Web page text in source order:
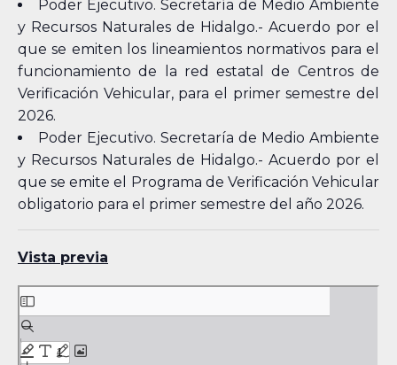
Poder Ejecutivo. Secretaría de Medio Ambiente
y Recursos Naturales de Hidalgo.- Acuerdo por el
que se emiten los lineamientos normativos para el
funcionamiento de la red estatal de Centros de
Verificación Vehicular, para el primer semestre del
2026.
Poder Ejecutivo. Secretaría de Medio Ambiente
y Recursos Naturales de Hidalgo.- Acuerdo por el
que se emite el Programa de Verificación Vehicular
obligatorio para el primer semestre del año 2026.
Vista previa
Skip
to
PDF